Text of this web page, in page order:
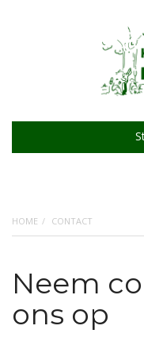
HOME CONTACT
Neem
ons op